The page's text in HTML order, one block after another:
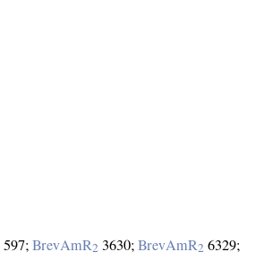
597;BrevAmR2 3630;BrevAmR2 6329;